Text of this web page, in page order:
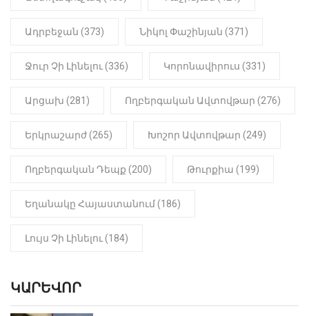
մանկապղծության համար
մարմինը
Ադրբեջան (373) Նիկոլ Փաշինյան (371)
Ջուր Չի Լինելու (336) Կորոնավիրուս (331)
Արցախ (281) Ողբերգական Ավտովթար (276)
Երկրաշարժ (265) Խոշոր Ավտովթար (249)
Ողբերգական Դեպք (200) Թուրքիա (199)
Եղանակը Հայաստանում (186)
Լույս Չի Լինելու (184)
ԿԱՐԵՎՈՐ